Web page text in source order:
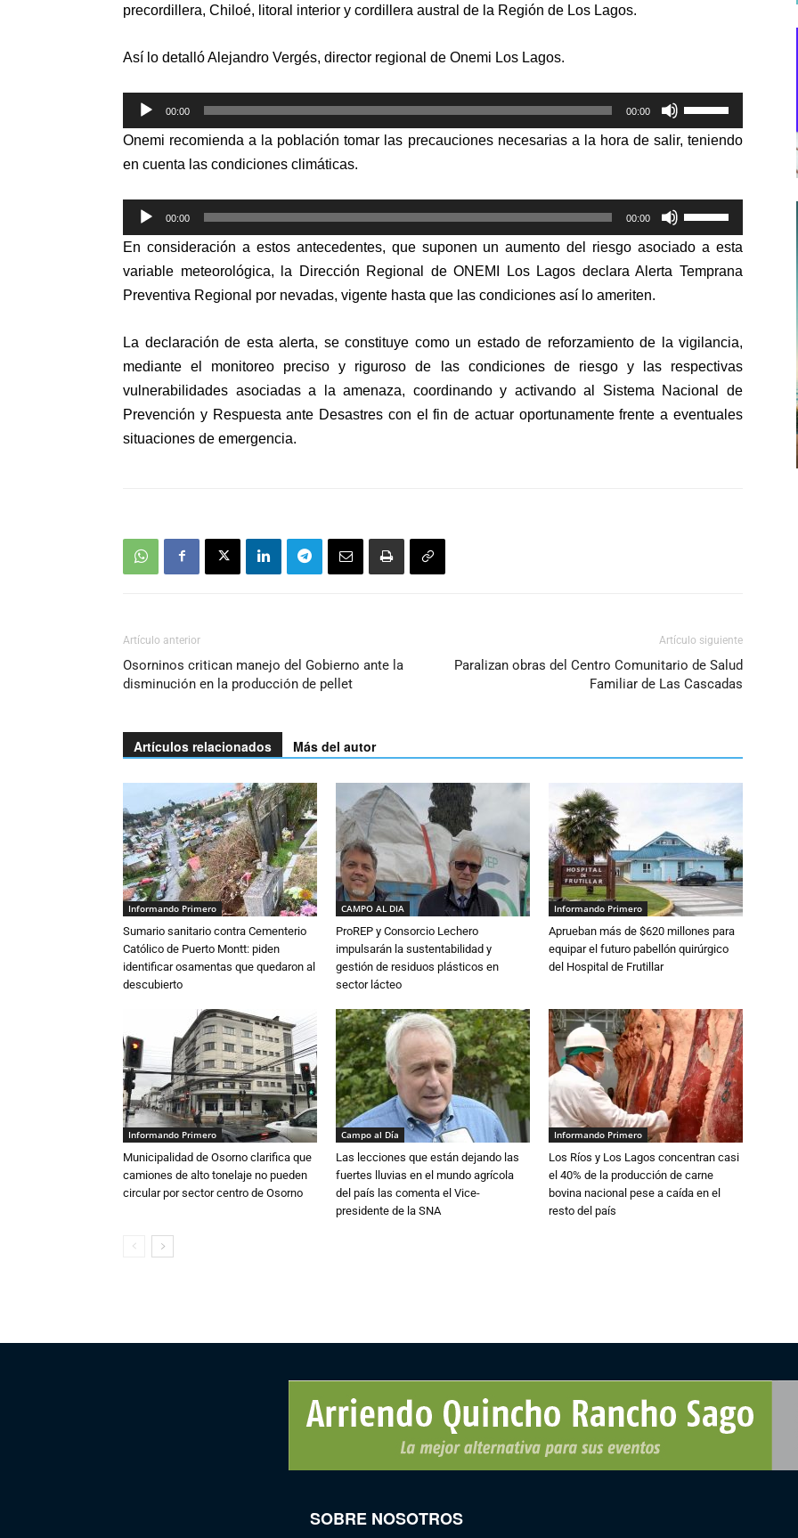
precordillera, Chiloé, litoral interior y cordillera austral de la Región de Los Lagos.
Así lo detalló Alejandro Vergés, director regional de Onemi Los Lagos.
Reproductor
de
audio
00:00 00:00
las
teclas
arriba/abajo
para
aumentar
el
volumen.
Onemi recomienda a la población tomar las precauciones necesarias a la hora de salir, teniendo
en cuenta las condiciones climáticas.
Reproductor
de
audio
00:00 00:00
las
teclas
de
para
aumentar
o
disminuir
En consideración a estos antecedentes, que suponen un aumento del riesgo asociado a esta
variable meteorológica, la Dirección Regional de ONEMI Los Lagos declara Alerta Temprana
Preventiva Regional por nevadas, vigente hasta que las condiciones así lo ameriten.
La declaración de esta alerta, se constituye como un estado de reforzamiento de la vigilancia,
mediante el monitoreo preciso y riguroso de las condiciones de riesgo y las respectivas
vulnerabilidades asociadas a la amenaza, coordinando y activando al Sistema Nacional de
Prevención y Respuesta ante Desastres con el fin de actuar oportunamente frente a eventuales
situaciones de emergencia.
Artículo anterior
Osorninos critican manejo del Gobierno ante la
disminución en la producción de pellet
Artículo siguiente
Paralizan obras del Centro Comunitario de Salud
Familiar de Las Cascadas
Artículos relacionados Más del autor
Informando Primero
Sumario sanitario contra Cementerio
Católico de Puerto Montt: piden
identificar osamentas que quedaron al
descubierto
CAMPO AL DIA
ProREP y Consorcio Lechero
impulsarán la sustentabilidad y
gestión de residuos plásticos en
sector lácteo
Informando Primero
Aprueban más de $620 millones para
equipar el futuro pabellón quirúrgico
del Hospital de Frutillar
Informando Primero
Municipalidad de Osorno clarifica que
camiones de alto tonelaje no pueden
circular por sector centro de Osorno
Campo al Día
Las lecciones que están dejando las
fuertes lluvias en el mundo agrícola
del país las comenta el Vice-
presidente de la SNA
Informando Primero
Los Ríos y Los Lagos concentran casi
el 40% de la producción de carne
bovina nacional pese a caída en el
resto del país
SOBRE NOSOTROS